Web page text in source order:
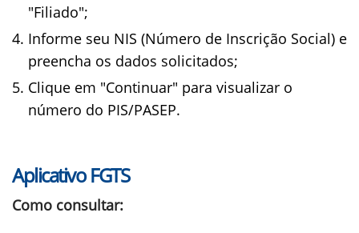
"Filiado";
Informe seu NIS (Número de Inscrição Social) e
preencha os dados solicitados;
Clique em "Continuar" para visualizar o
número do PIS/PASEP.
Aplicativo FGTS
Como consultar: